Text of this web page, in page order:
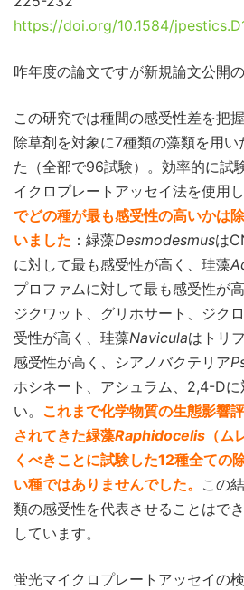
https://doi.org/10.1584/
昨年度の論文ですが新規論文公開
この研究では種間の感受性差を把
除草剤を対象に7種類の藻類を用
た（全部で96試験）。効率的に試
イクロプレートアッセイ法を使用し
でどの種が最も感受性の高いかは
いました ：緑藻Desmodesmusは
に対して最も感受性が高く、珪藻
プロファムに対して最も感受性が
ジクワット、グリホサート、ジク
受性が高く、珪藻Naviculaはトリ
感受性が高く、シアノバクテリア
ホシネート、アシュラム、2,4-D
い。 これまで化学物質の生態影響
されてきた緑藻Raphidocelis （
くべきことに試験した12種全ての
い種ではありませんでした。 この
類の感受性を代表させることはで
しています。
蛍光マイクロプレートアッセイの